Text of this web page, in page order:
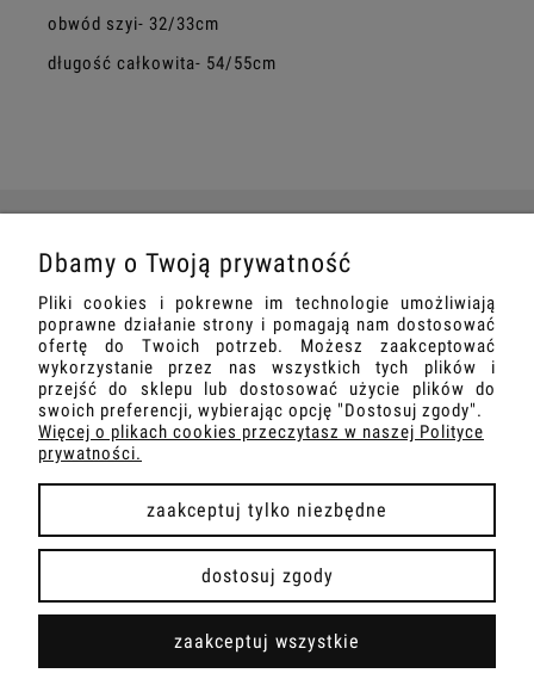
obwód szyi- 32/33cm
długość całkowita- 54/55cm
INFORMACJE
DOSTAWA I PŁATNOŚCI
pokaż pełną wersję strony
Sklep internetowy Shoper Premium
Dbamy o Twoją prywatność
Pliki cookies i pokrewne im technologie umożliwiają
poprawne działanie strony i pomagają nam dostosować
ofertę do Twoich potrzeb. Możesz zaakceptować
wykorzystanie przez nas wszystkich tych plików i
przejść do sklepu lub dostosować użycie plików do
swoich preferencji, wybierając opcję "Dostosuj zgody".
Więcej o plikach cookies przeczytasz w naszej Polityce
prywatności.
zaakceptuj tylko niezbędne
dostosuj zgody
zaakceptuj wszystkie